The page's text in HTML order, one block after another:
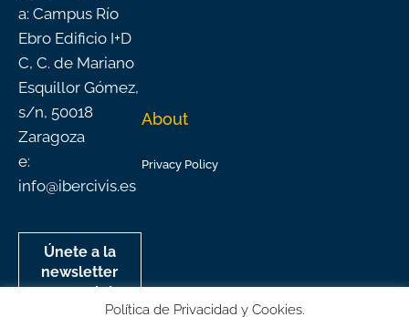
a: Campus Río
Ebro Edificio I+D
C, C. de Mariano
Esquillor Gómez,
s/n, 50018
Zaragoza
e:
info@ibercivis.es
Únete a la
newsletter
mensual de
Ibercivis
About
Privacy Policy
Política de Privacidad y Cookies.